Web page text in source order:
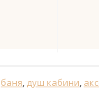
баня, душ кабини,